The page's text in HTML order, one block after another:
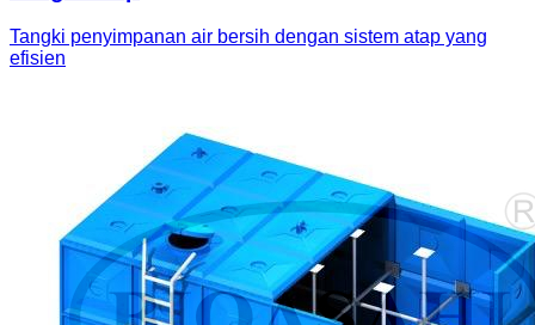
Tangki penyimpanan air bersih dengan sistem atap yang
efisien